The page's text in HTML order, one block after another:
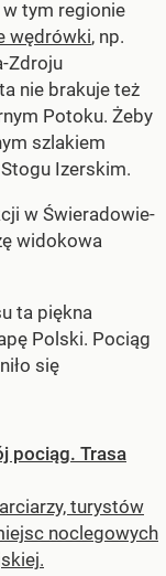
tym regionie
wędrówki, np.
Zdroju
nie brakuje też
Potoku. Żeby
szlakiem
Izerskim.
w Świeradowie-
widokowa
ta piękna
Polski. Pociąg
się
pociąg. Trasa
turystów
noclegowych